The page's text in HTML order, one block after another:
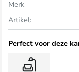
Merk
Artikel:
Perfect voor deze